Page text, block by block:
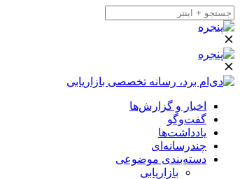
اخبار و گزارش‌ها
گفت‌وگو
یادداشت‌ها
چندرسانه‌ای
دسته‌بندی موضوعی
بازاریابی